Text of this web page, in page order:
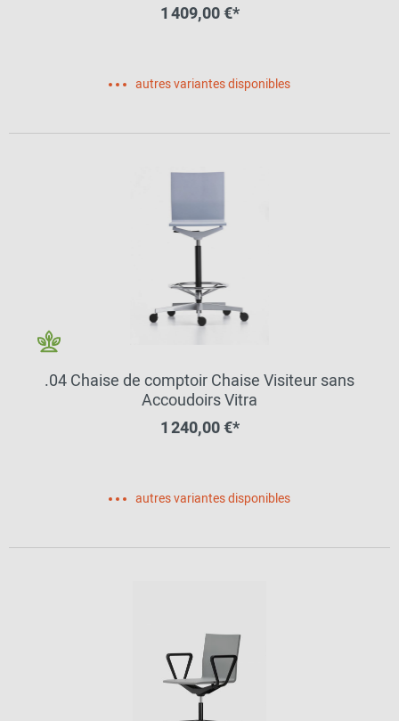
1 409,00 €*
autres variantes disponibles
.04 Chaise de comptoir Chaise Visiteur sans
Accoudoirs Vitra
1 240,00 €*
autres variantes disponibles